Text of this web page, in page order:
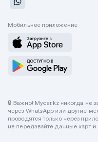
Мобильное приложение
🔒 Важно! Mycar.kz никогда не
через WhatsApp или другие
проводятся только через
не передавайте данные карт